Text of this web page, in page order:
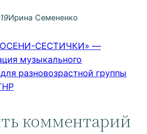
Ирина Семененко
СЕСТИЧКИ» —
музыкального
разновозрастной группы
комментарий